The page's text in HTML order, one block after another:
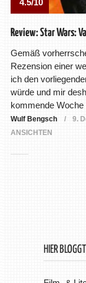
4.5/10
Review: Star Wars:
Gemäß
Rezension einer
ich den
würde und mir
kommende Woche
Wulf Bengsch 9.
ANSICHTEN
HIER